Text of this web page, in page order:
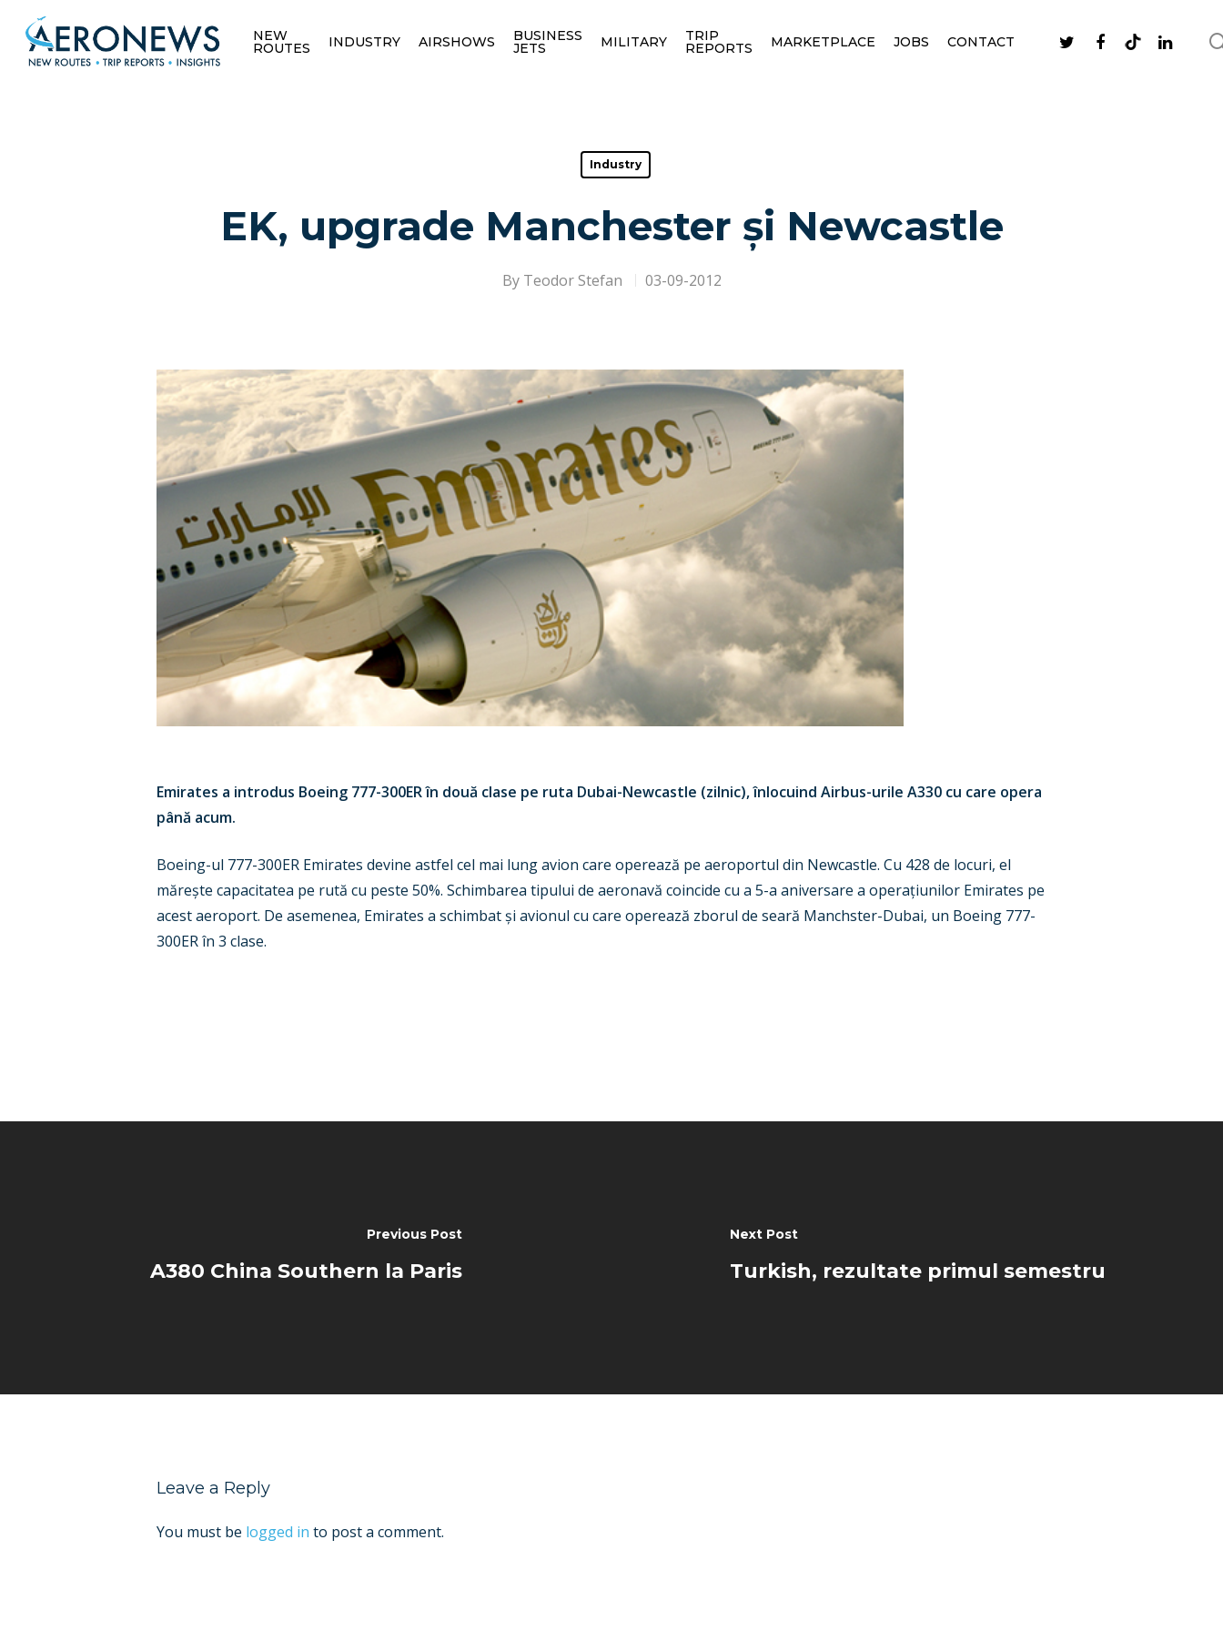
NEW
ROUTES INDUSTRY AIRSHOWS BUSINESS
JETS MILITARY TRIP
REPORTS MARKETPLACE JOBS CONTACT
Industry
EK, upgrade Manchester și Newcastle
By Teodor Stefan 03-09-2012
Emirates a introdus Boeing 777-300ER în două clase pe ruta Dubai-Newcastle (zilnic), înlocuind Airbus-urile A330 cu care opera
până acum.
Boeing-ul 777-300ER Emirates devine astfel cel mai lung avion care operează pe aeroportul din Newcastle. Cu 428 de locuri, el
mărește capacitatea pe rută cu peste 50%. Schimbarea tipului de aeronavă coincide cu a 5-a aniversare a operațiunilor Emirates pe
acest aeroport. De asemenea, Emirates a schimbat și avionul cu care operează zborul de seară Manchster-Dubai, un Boeing 777-
300ER în 3 clase.
Previous Post
A380 China Southern la Paris
Next Post
Turkish, rezultate primul semestru
Leave a Reply
You must be logged in to post a comment.